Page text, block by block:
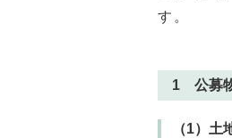
す。
1 公募
（1）土